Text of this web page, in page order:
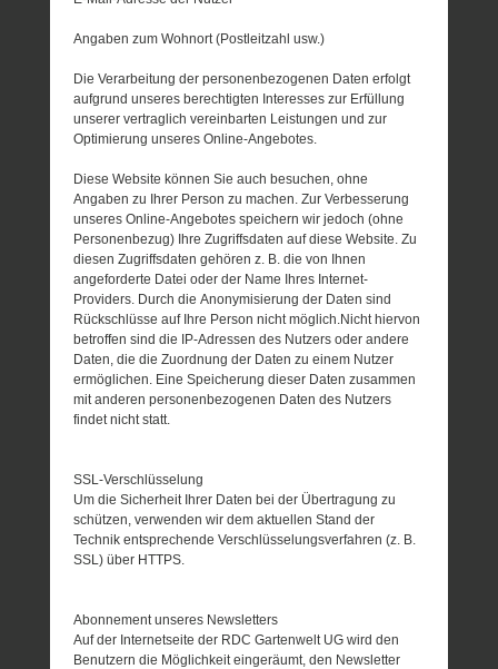
Angaben zum Wohnort (Postleitzahl usw.)
Die Verarbeitung der personenbezogenen Daten erfolgt
aufgrund unseres berechtigten Interesses zur Erfüllung
unserer vertraglich vereinbarten Leistungen und zur
Optimierung unseres Online-Angebotes.
Diese Website können Sie auch besuchen, ohne
Angaben zu Ihrer Person zu machen. Zur Verbesserung
unseres Online-Angebotes speichern wir jedoch (ohne
Personenbezug) Ihre Zugriffsdaten auf diese Website. Zu
diesen Zugriffsdaten gehören z. B. die von Ihnen
angeforderte Datei oder der Name Ihres Internet-
Providers. Durch die Anonymisierung der Daten sind
Rückschlüsse auf Ihre Person nicht möglich.Nicht hiervon
betroffen sind die IP-Adressen des Nutzers oder andere
Daten, die die Zuordnung der Daten zu einem Nutzer
ermöglichen. Eine Speicherung dieser Daten zusammen
mit anderen personenbezogenen Daten des Nutzers
findet nicht statt.
SSL-Verschlüsselung
Um die Sicherheit Ihrer Daten bei der Übertragung zu
schützen, verwenden wir dem aktuellen Stand der
Technik entsprechende Verschlüsselungsverfahren (z. B.
SSL) über HTTPS.
Abonnement unseres Newsletters
Auf der Internetseite der RDC Gartenwelt UG wird den
Benutzern die Möglichkeit eingeräumt, den Newsletter